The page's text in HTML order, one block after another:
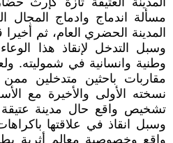
مسألة اندماج وادماج المجال
المدينة الحضري العام، ثم
وسبل التدخل لإنقاذ هذا
وطنية وانسانية في شموليته.
مقاربات باحثين متدخلين
نسخته الأولى والأخيرة مع
تشخيص واقع حال مدينة
وسبل انقاذ في علاقتها
واقع وخصوصية معالم أثرية